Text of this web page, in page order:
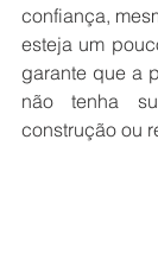
confiança,
esteja um
garante que a
não tenha
construção ou